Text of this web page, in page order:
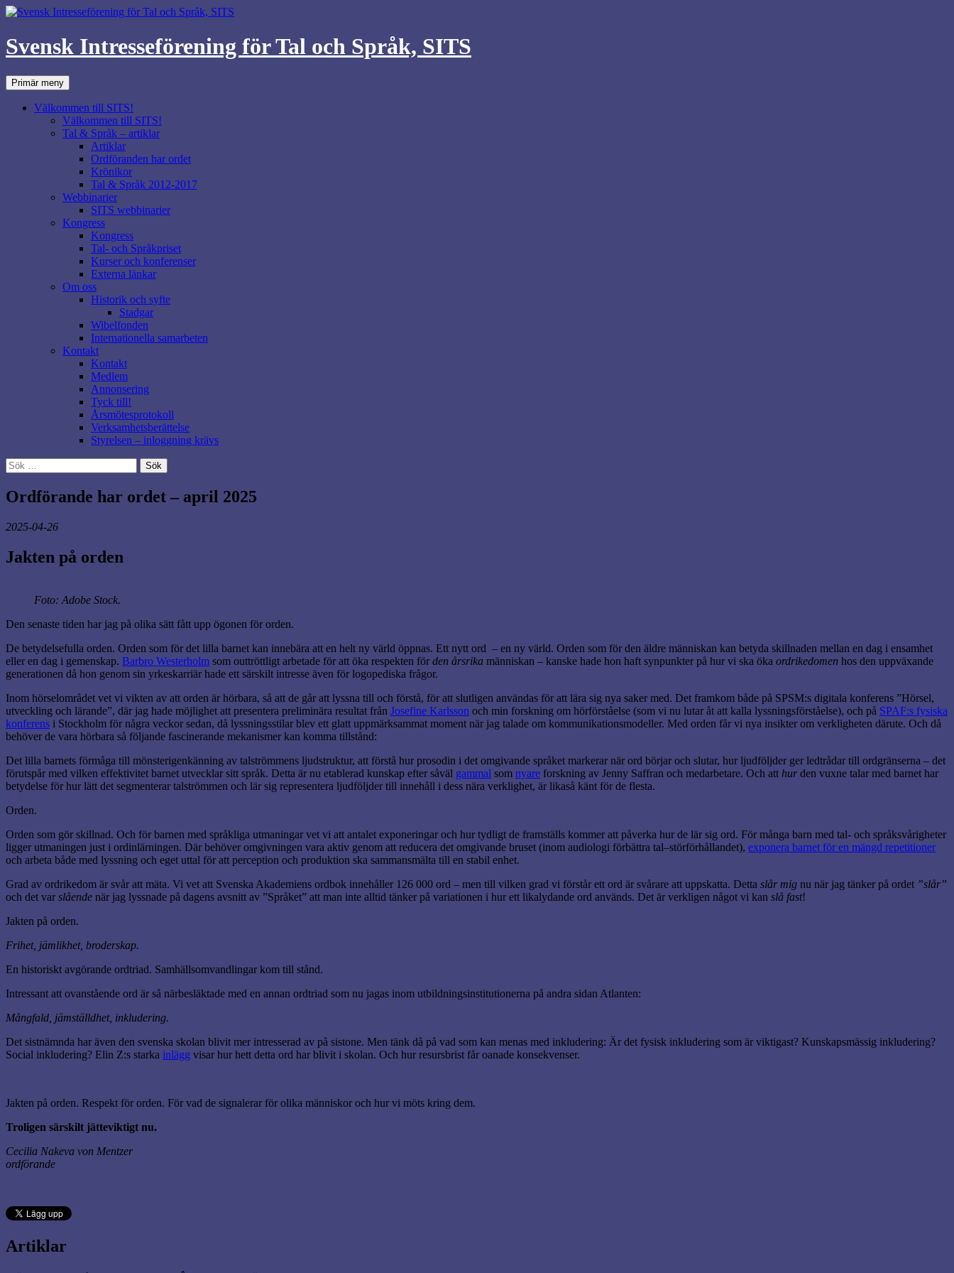
Svensk Intresseförening för Tal och Språk, SITS
SökPrimär meny
till
innehåll
Välkommen till SITS!
Välkommen till SITS!
Tal & Språk – artiklar
Artiklar
Ordföranden har ordet
Krönikor
Tal & Språk 2012-2017
Webbinarier
SITS webbinarier
Kongress
Kongress
Tal- och Språkpriset
Kurser och konferenser
Externa länkar
Om oss
Historik och syfte
Stadgar
Wibelfonden
Internationella samarbeten
Kontakt
Kontakt
Medlem
Annonsering
Tyck till!
Årsmötesprotokoll
Verksamhetsberättelse
Styrelsen – inloggning krävs
Sök
efter:
Ordförande har ordet – april 2025
2025-04-26
Jakten på orden
Foto: Adobe Stock.
Den senaste tiden har jag på olika sätt fått upp ögonen för orden.
De betydelsefulla orden. Orden som för det lilla barnet kan innebära att en helt ny värld öppnas. Ett nytt ord – en ny värld. Orden som för den äldre människan kan betyda skillnaden mellan en dag i ensamhet
eller en dag i gemenskap. Barbro Westerholm som outtröttligt arbetade för att öka respekten för den årsrika människan – kanske hade hon haft synpunkter på hur vi ska öka ordrikedomen hos den uppväxande
generationen då hon genom sin yrkeskarriär hade ett särskilt intresse även för logopediska frågor.
Inom hörselområdet vet vi vikten av att orden är hörbara, så att de går att lyssna till och förstå, för att slutligen användas för att lära sig nya saker med. Det framkom både på SPSM:s digitala konferens ”Hörsel,
utveckling och lärande”, där jag hade möjlighet att presentera preliminära resultat från Josefine Karlsson och min forskning om hörförståelse (som vi nu lutar åt att kalla lyssningsförståelse), och på SPAF:s fysiska
konferens i Stockholm för några veckor sedan, då lyssningsstilar blev ett glatt uppmärksammat moment när jag talade om kommunikationsmodeller. Med orden får vi nya insikter om verkligheten därute. Och då
behöver de vara hörbara så följande fascinerande mekanismer kan komma tillstånd:
Det lilla barnets förmåga till mönsterigenkänning av talströmmens ljudstruktur, att förstå hur prosodin i det omgivande språket markerar när ord börjar och slutar, hur ljudföljder ger ledtrådar till ordgränserna – det
förutspår med vilken effektivitet barnet utvecklar sitt språk. Detta är nu etablerad kunskap efter såväl gammal som nyare forskning av Jenny Saffran och medarbetare. Och att hur den vuxne talar med barnet har
betydelse för hur lätt det segmenterar talströmmen och lär sig representera ljudföljder till innehåll i dess nära verklighet, är likaså känt för de flesta.
Orden.
Orden som gör skillnad. Och för barnen med språkliga utmaningar vet vi att antalet exponeringar och hur tydligt de framställs kommer att påverka hur de lär sig ord. För många barn med tal- och språksvårigheter
ligger utmaningen just i ordinlärningen. Där behöver omgivningen vara aktiv genom att reducera det omgivande bruset (inom audiologi förbättra tal–störförhållandet), exponera barnet för en mängd repetitioner
och arbeta både med lyssning och eget uttal för att perception och produktion ska sammansmälta till en stabil enhet.
Grad av ordrikedom är svår att mäta. Vi vet att Svenska Akademiens ordbok innehåller 126 000 ord – men till vilken grad vi förstår ett ord är svårare att uppskatta. Detta slår mig nu när jag tänker på ordet ”slår”
och det var slående när jag lyssnade på dagens avsnitt av ”Språket” att man inte alltid tänker på variationen i hur ett likalydande ord används. Det är verkligen något vi kan slå fast!
Jakten på orden.
Frihet, jämlikhet, broderskap.
En historiskt avgörande ordtriad. Samhällsomvandlingar kom till stånd.
Intressant att ovanstående ord är så närbesläktade med en annan ordtriad som nu jagas inom utbildningsinstitutionerna på andra sidan Atlanten:
Mångfald, jämställdhet, inkludering.
Det sistnämnda har även den svenska skolan blivit mer intresserad av på sistone. Men tänk då på vad som kan menas med inkludering: Är det fysisk inkludering som är viktigast? Kunskapsmässig inkludering?
Social inkludering? Elin Z:s starka inlägg visar hur hett detta ord har blivit i skolan. Och hur resursbrist får oanade konsekvenser.
Jakten på orden. Respekt för orden. För vad de signalerar för olika människor och hur vi möts kring dem.
Troligen särskilt jätteviktigt nu.
Cecilia Nakeva von Mentzer
ordförande
Artiklar